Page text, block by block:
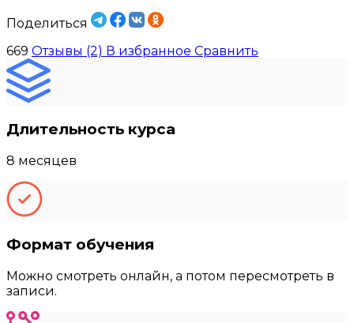
Поделиться
669 Отзывы (2) В избранное Сравнить
Длительность курса
8 месяцев
Формат обучения
Можно смотреть онлайн, а потом пересмотреть в
записи.